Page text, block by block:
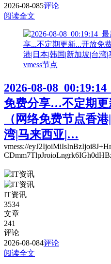
2026-08-085评论
阅读全文
vmess节点
2026-08-
免费分享…不定期
（网络免费节点香
湾|马来西亚|…
vmess://
IT资讯
3534
文章
241
评论
2026-08-084评论
阅读全文